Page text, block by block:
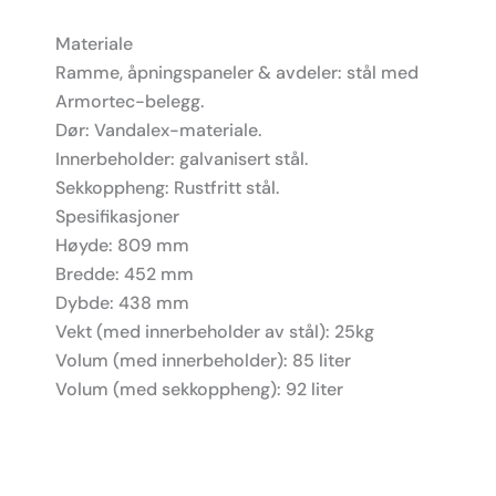
Materiale
Ramme, åpningspaneler & avdeler: stål med
Armortec-belegg.
Dør: Vandalex-materiale.
Innerbeholder: galvanisert stål.
Sekkoppheng: Rustfritt stål.
Spesifikasjoner
Høyde: 809 mm
Bredde: 452 mm
Dybde: 438 mm
Vekt (med innerbeholder av stål): 25kg
Volum (med innerbeholder): 85 liter
Volum (med sekkoppheng): 92 liter